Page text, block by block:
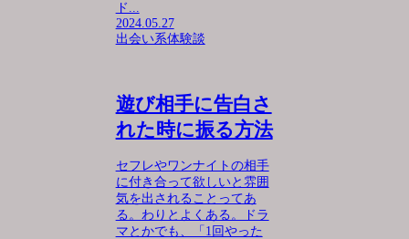
ド...
2024.05.27
出会い系体験談
遊び相手に告白さ
れた時に振る方法
セフレやワンナイトの相手
に付き合って欲しいと雰囲
気を出されることってあ
る。わりとよくある。ドラ
マとかでも、「1回やった